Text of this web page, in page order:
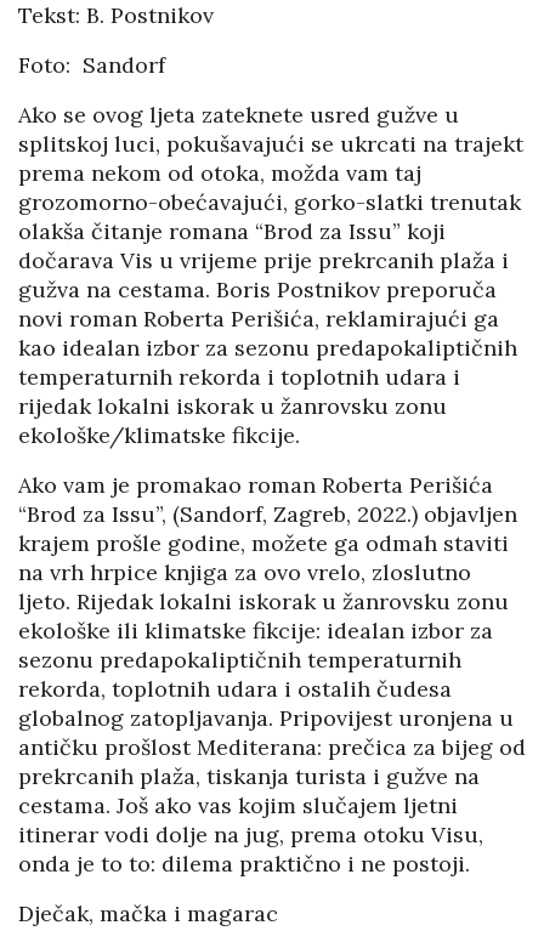
Tekst: B. Postnikov
Foto: Sandorf
Ako se ovog ljeta zateknete usred gužve u
splitskoj luci, pokušavajući se ukrcati na trajekt
prema nekom od otoka, možda vam taj
grozomorno-obećavajući, gorko-slatki trenutak
olakša čitanje romana “Brod za Issu” koji
dočarava Vis u vrijeme prije prekrcanih plaža i
gužva na cestama. Boris Postnikov preporuča
novi roman Roberta Perišića, reklamirajući ga
kao idealan izbor za sezonu predapokaliptičnih
temperaturnih rekorda i toplotnih udara i
rijedak lokalni iskorak u žanrovsku zonu
ekološke/klimatske fikcije.
Ako vam je promakao roman Roberta Perišića
“Brod za Issu”, (Sandorf, Zagreb, 2022.) objavljen
krajem prošle godine, možete ga odmah staviti
na vrh hrpice knjiga za ovo vrelo, zloslutno
ljeto. Rijedak lokalni iskorak u žanrovsku zonu
ekološke ili klimatske fikcije: idealan izbor za
sezonu predapokaliptičnih temperaturnih
rekorda, toplotnih udara i ostalih čudesa
globalnog zatopljavanja. Pripovijest uronjena u
antičku prošlost Mediterana: prečica za bijeg od
prekrcanih plaža, tiskanja turista i gužve na
cestama. Još ako vas kojim slučajem ljetni
itinerar vodi dolje na jug, prema otoku Visu,
onda je to to: dilema praktično i ne postoji.
Dječak, mačka i magarac